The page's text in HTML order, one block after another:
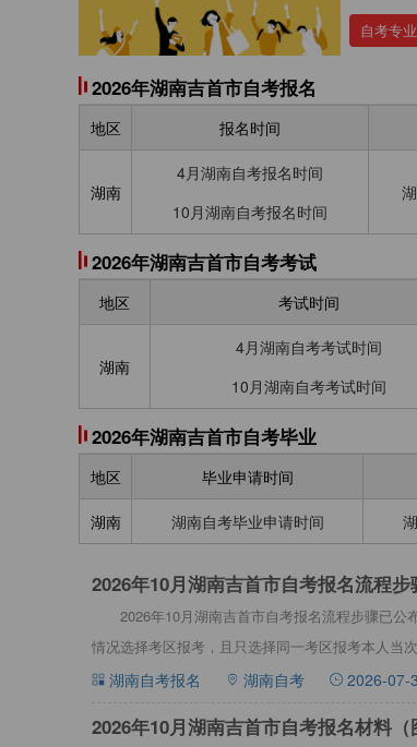
自考专业
2026年湖南吉首市自考报名
地区 报名时间
湖南
4月湖南自考报名时间
10月湖南自考报名时间
2026年湖南吉首市自考考试
地区 考试时间
湖南
4月湖南自考考试时间
10月湖南自考考试时间
2026年湖南吉首市自考毕业
地区 毕业申请时间
湖南 湖南自考毕业申请时间
​2026年10月湖南吉首市自考报名流程步
2026年10月湖南吉首市自考报名流程步骤已
情况选择考区报考，且只选择同一考区报考本人当
吉首市自考报名流
湖南自考报名 湖南自考 2026-07-
​2026年10月湖南吉首市自考报名材料（